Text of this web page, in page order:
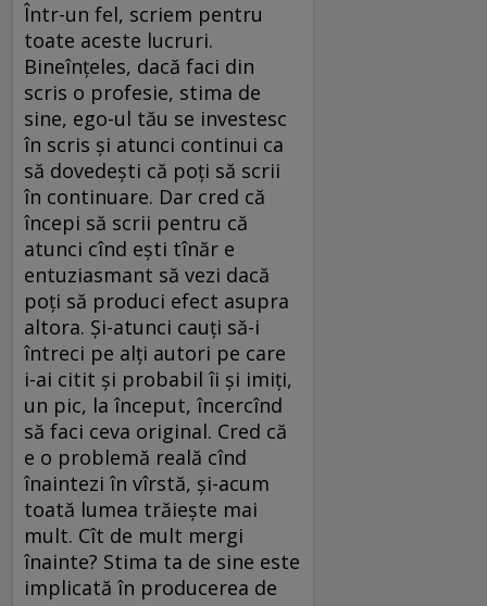
Într-un fel, scriem pentru
toate aceste lucruri.
Bineînţeles, dacă faci din
scris o profesie, stima de
sine, ego-ul tău se investesc
în scris şi atunci continui ca
să dovedeşti că poţi să scrii
în continuare. Dar cred că
începi să scrii pentru că
atunci cînd eşti tînăr e
entuziasmant să vezi dacă
poţi să produci efect asupra
altora. Şi-atunci cauţi să-i
întreci pe alţi autori pe care
i-ai citit şi probabil îi şi imiţi,
un pic, la început, încercînd
să faci ceva original. Cred că
e o problemă reală cînd
înaintezi în vîrstă, şi-acum
toată lumea trăieşte mai
mult. Cît de mult mergi
înainte? Stima ta de sine este
implicată în producerea de